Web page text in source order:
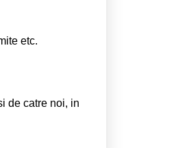
etc.
de catre noi, in